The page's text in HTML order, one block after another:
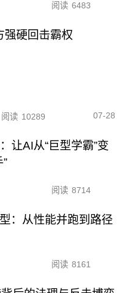
阅读 6483
强硬回击霸权
阅读 10289 07-28
让AI从“巨型学霸”变
阅读 8714
：从性能并跑到路径
阅读 8161